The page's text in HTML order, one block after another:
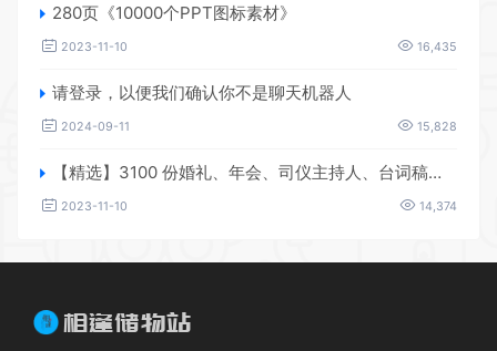
280页《10000个PPT图标素材》
2023-11-10 16,435
请登录，以便我们确认你不是聊天机器人
2024-09-11 15,828
【精选】3100 份婚礼、年会、司仪主持人、台词稿、节日生日、晚会、开场、开场白素材
2023-11-10 14,374